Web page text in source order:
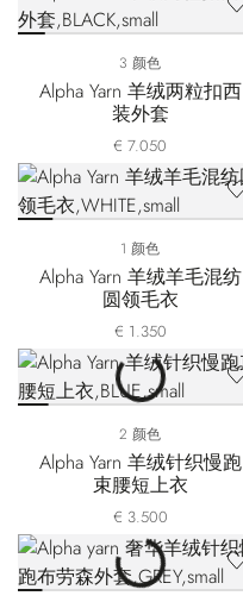
3 颜色
Alpha Yarn 羊绒两粒扣西
装外套
€ 7.050
1 颜色
Alpha Yarn 羊绒羊毛混纺
圆领毛衣
€ 1.350
2 颜色
Alpha Yarn 羊绒针织慢跑
束腰短上衣
€ 3.500